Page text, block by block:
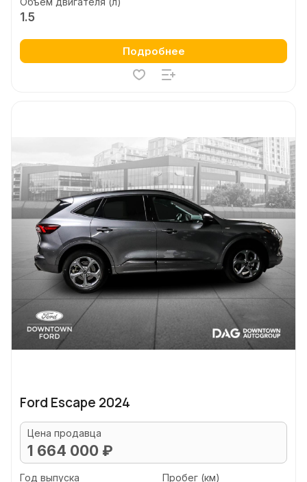
1.5
Подробнее
Ford Escape 2024
Цена продавца
1 664 000 ₽
Год выпуска Пробег (км)